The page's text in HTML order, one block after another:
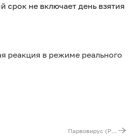
срок не включает день взятия
реакция в режиме реального
Парвовирус (Parvovirus B19), ДНК [реал-тайм ПЦР]